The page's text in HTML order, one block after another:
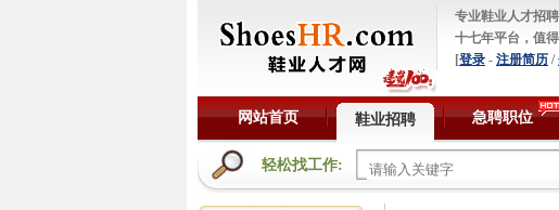
专业鞋业人才招
十七年平台，值得
[登录 - 注册简历 /
网站首页 鞋业招聘 急聘职位
轻松找工作: